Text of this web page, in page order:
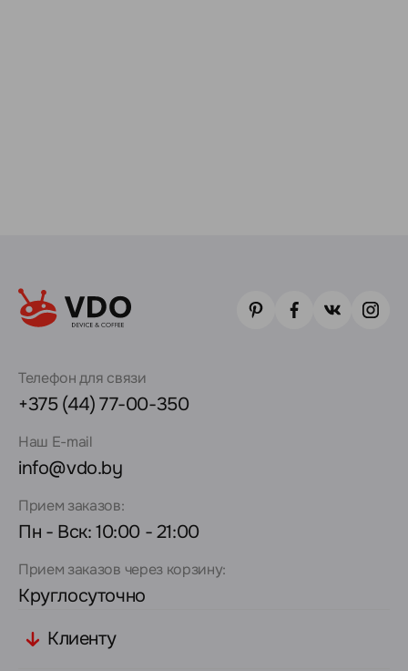
Телефон для связи
+375 (44) 77-00-350
Наш E-mail
info@vdo.by
Прием заказов:
Пн - Вск: 10:00 - 21:00
Прием заказов через корзину:
Круглосуточно
Клиенту